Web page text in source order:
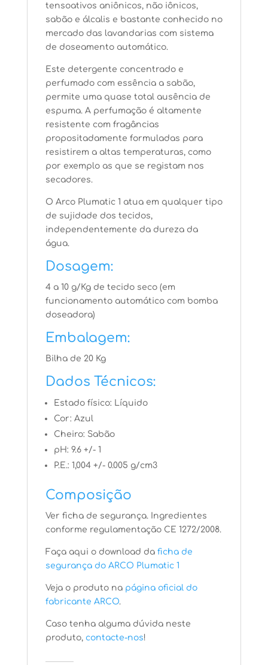
tensoativos aniônicos, não iônicos,
sabão e álcalis e bastante conhecido no
mercado das lavandarias com sistema
de doseamento automático.
Este detergente concentrado e
perfumado com essência a sabão,
permite uma quase total ausência de
espuma. A perfumação é altamente
resistente com fragâncias
propositadamente formuladas para
resistirem a altas temperaturas, como
por exemplo as que se registam nos
secadores.
O Arco Plumatic 1 atua em qualquer tipo
de sujidade dos tecidos,
independentemente da dureza da
água.
Dosagem:
4 a 10 g/Kg de tecido seco (em
funcionamento automático com bomba
doseadora)
Embalagem:
Bilha de 20 Kg
Dados Técnicos:
Estado físico: Líquido
Cor: Azul
Cheiro: Sabão
pH: 9.6 +/- 1
P.E.: 1,004 +/- 0.005 g/cm3
Composição
Ver ficha de segurança. Ingredientes
conforme regulamentação CE 1272/2008.
Faça aqui o download da ficha de
segurança do ARCO Plumatic 1
Veja o produto na página oficial do
fabricante ARCO.
Caso tenha alguma dúvida neste
produto, contacte-nos!